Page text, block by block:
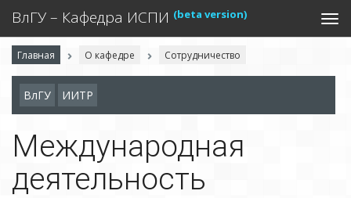
ВлГУ – Кафедра ИСПИ (beta version)
Главная О кафедре Сотрудничество
ВлГУ ИИТР
Международная
деятельность